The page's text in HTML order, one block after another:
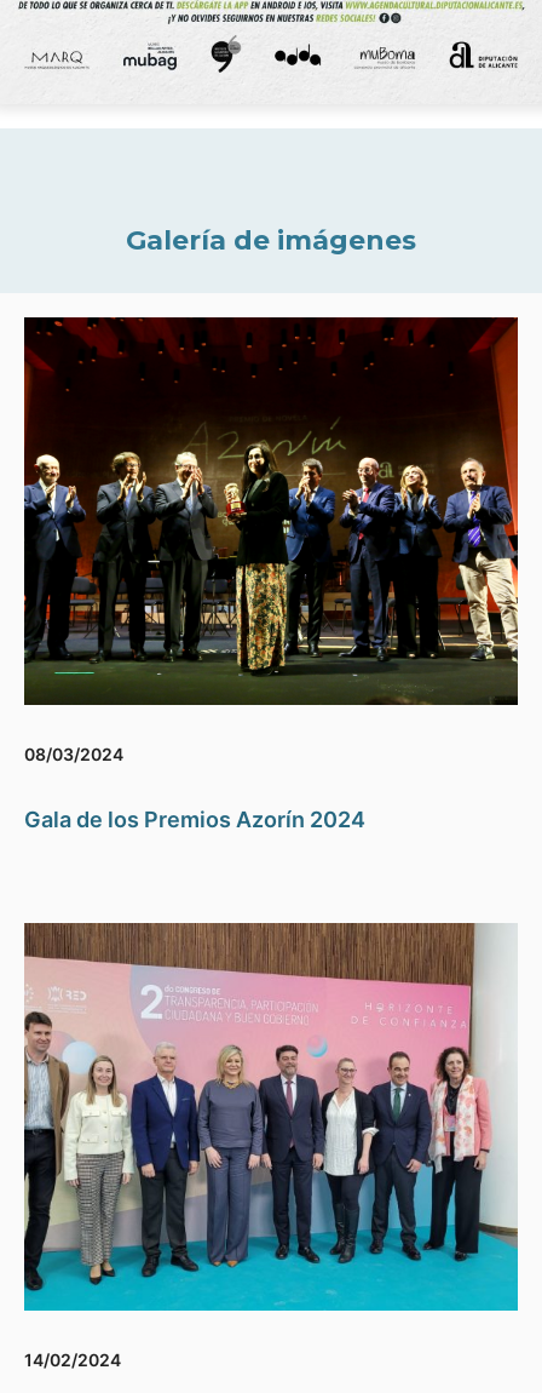
Galería de imágenes
08/03/2024
Gala de los Premios Azorín 2024
14/02/2024